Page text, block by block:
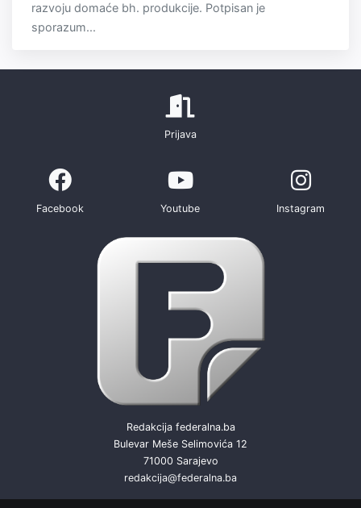
razvoju domaće bh. produkcije. Potpisan je
sporazum...
Prijava
Facebook Youtube Instagram
Redakcija federalna.ba
Bulevar Meše Selimovića 12
71000 Sarajevo
redakcija@federalna.ba